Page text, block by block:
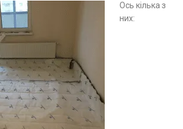
Ось кілька з
них: